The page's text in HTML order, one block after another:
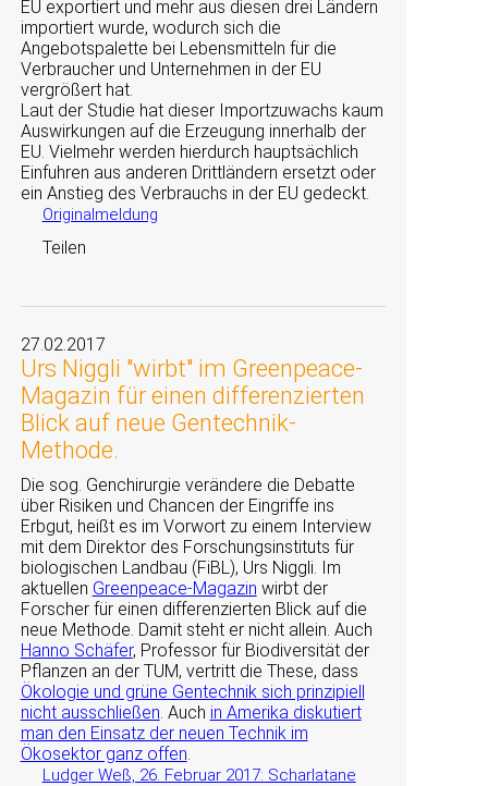
EU exportiert und mehr aus diesen drei Ländern
importiert wurde, wodurch sich die
Angebotspalette bei Lebensmitteln für die
Verbraucher und Unternehmen in der EU
vergrößert hat.
Laut der Studie hat dieser Importzuwachs kaum
Auswirkungen auf die Erzeugung innerhalb der
EU. Vielmehr werden hierdurch hauptsächlich
Einfuhren aus anderen Drittländern ersetzt oder
ein Anstieg des Verbrauchs in der EU gedeckt.
Originalmeldung
Teilen
27.02.2017
Urs Niggli "wirbt" im Greenpeace-
Magazin für einen differenzierten
Blick auf neue Gentechnik-
Methode.
Die sog. Genchirurgie verändere die Debatte
über Risiken und Chancen der Eingriffe ins
Erbgut, heißt es im Vorwort zu einem Interview
mit dem Direktor des Forschungsinstituts für
biologischen Landbau (FiBL), Urs Niggli. Im
aktuellen Greenpeace-Magazin wirbt der
Forscher für einen differenzierten Blick auf die
neue Methode.​ Damit steht er nicht allein. Auch
Hanno Schäfer, Professor für Biodiversität der
Pflanzen an der TUM, vertritt die These, dass
Ökologie und grüne Gentechnik sich prinzipiell
nicht ausschließen. Auch in Amerika diskutiert
man den Einsatz der neuen Technik im
Ökosektor ganz offen.
Ludger Weß, 26. Februar 2017: Scharlatane